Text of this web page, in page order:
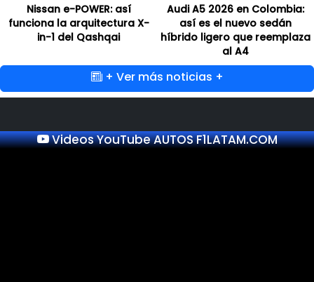
Nissan e-POWER: así
funciona la arquitectura X-
in-1 del Qashqai
Audi A5 2026 en Colombia:
así es el nuevo sedán
híbrido ligero que reemplaza
al A4
+ Ver más noticias +
Videos YouTube AUTOS F1LATAM.COM